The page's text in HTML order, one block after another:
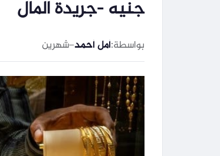
جنيه -جريدة المال
بواسطة:أمل أحمد–شهرين